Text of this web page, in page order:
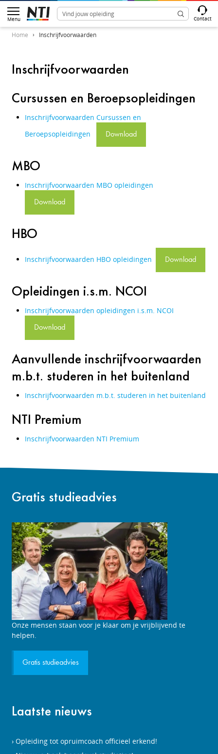
Menu Contact
Home Inschrijfvoorwaarden
Inschrijfvoorwaarden
Cursussen en Beroepsopleidingen
Inschrijfvoorwaarden Cursussen en
Beroepsopleidingen
Download
MBO
Inschrijfvoorwaarden MBO opleidingen
Download
HBO
Inschrijfvoorwaarden HBO opleidingen Download
Opleidingen i.s.m. NCOI
Inschrijfvoorwaarden opleidingen i.s.m. NCOI
Download
Aanvullende inschrijfvoorwaarden
m.b.t. studeren in het buitenland
Inschrijfvoorwaarden m.b.t. studeren in het buitenland
NTI Premium
Inschrijfvoorwaarden NTI Premium
Gratis studieadvies
Onze mensen staan voor je klaar om je vrijblijvend te
helpen.
Gratis studieadvies
Laatste nieuws
Opleiding tot opruimcoach officieel erkend!